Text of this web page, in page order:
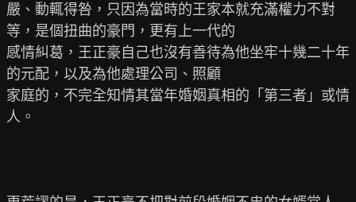
嚴、動輒得咎，只因為當時的王家本就充滿權力不對
等，是個扭曲的豪門，更有上一代的
感情糾葛，王正豪自己也沒有善待為他坐牢十幾二十年
的元配，以及為他處理公司、照顧
家庭的，不完全知情其當年婚姻真相的「第三者」或情
人。